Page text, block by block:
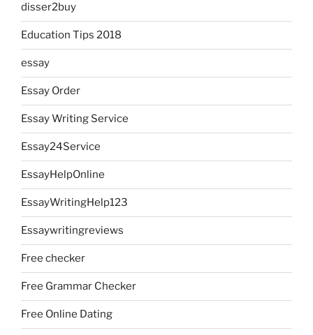
disser2buy
Education Tips 2018
essay
Essay Order
Essay Writing Service
Essay24Service
EssayHelpOnline
EssayWritingHelp123
Essaywritingreviews
Free checker
Free Grammar Checker
Free Online Dating